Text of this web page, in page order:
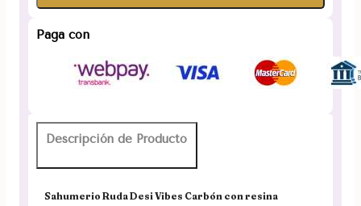
Carbón
cantidad
Paga con
Descripción de Producto
Sahumerio Ruda Desi Vibes Carbón con resina